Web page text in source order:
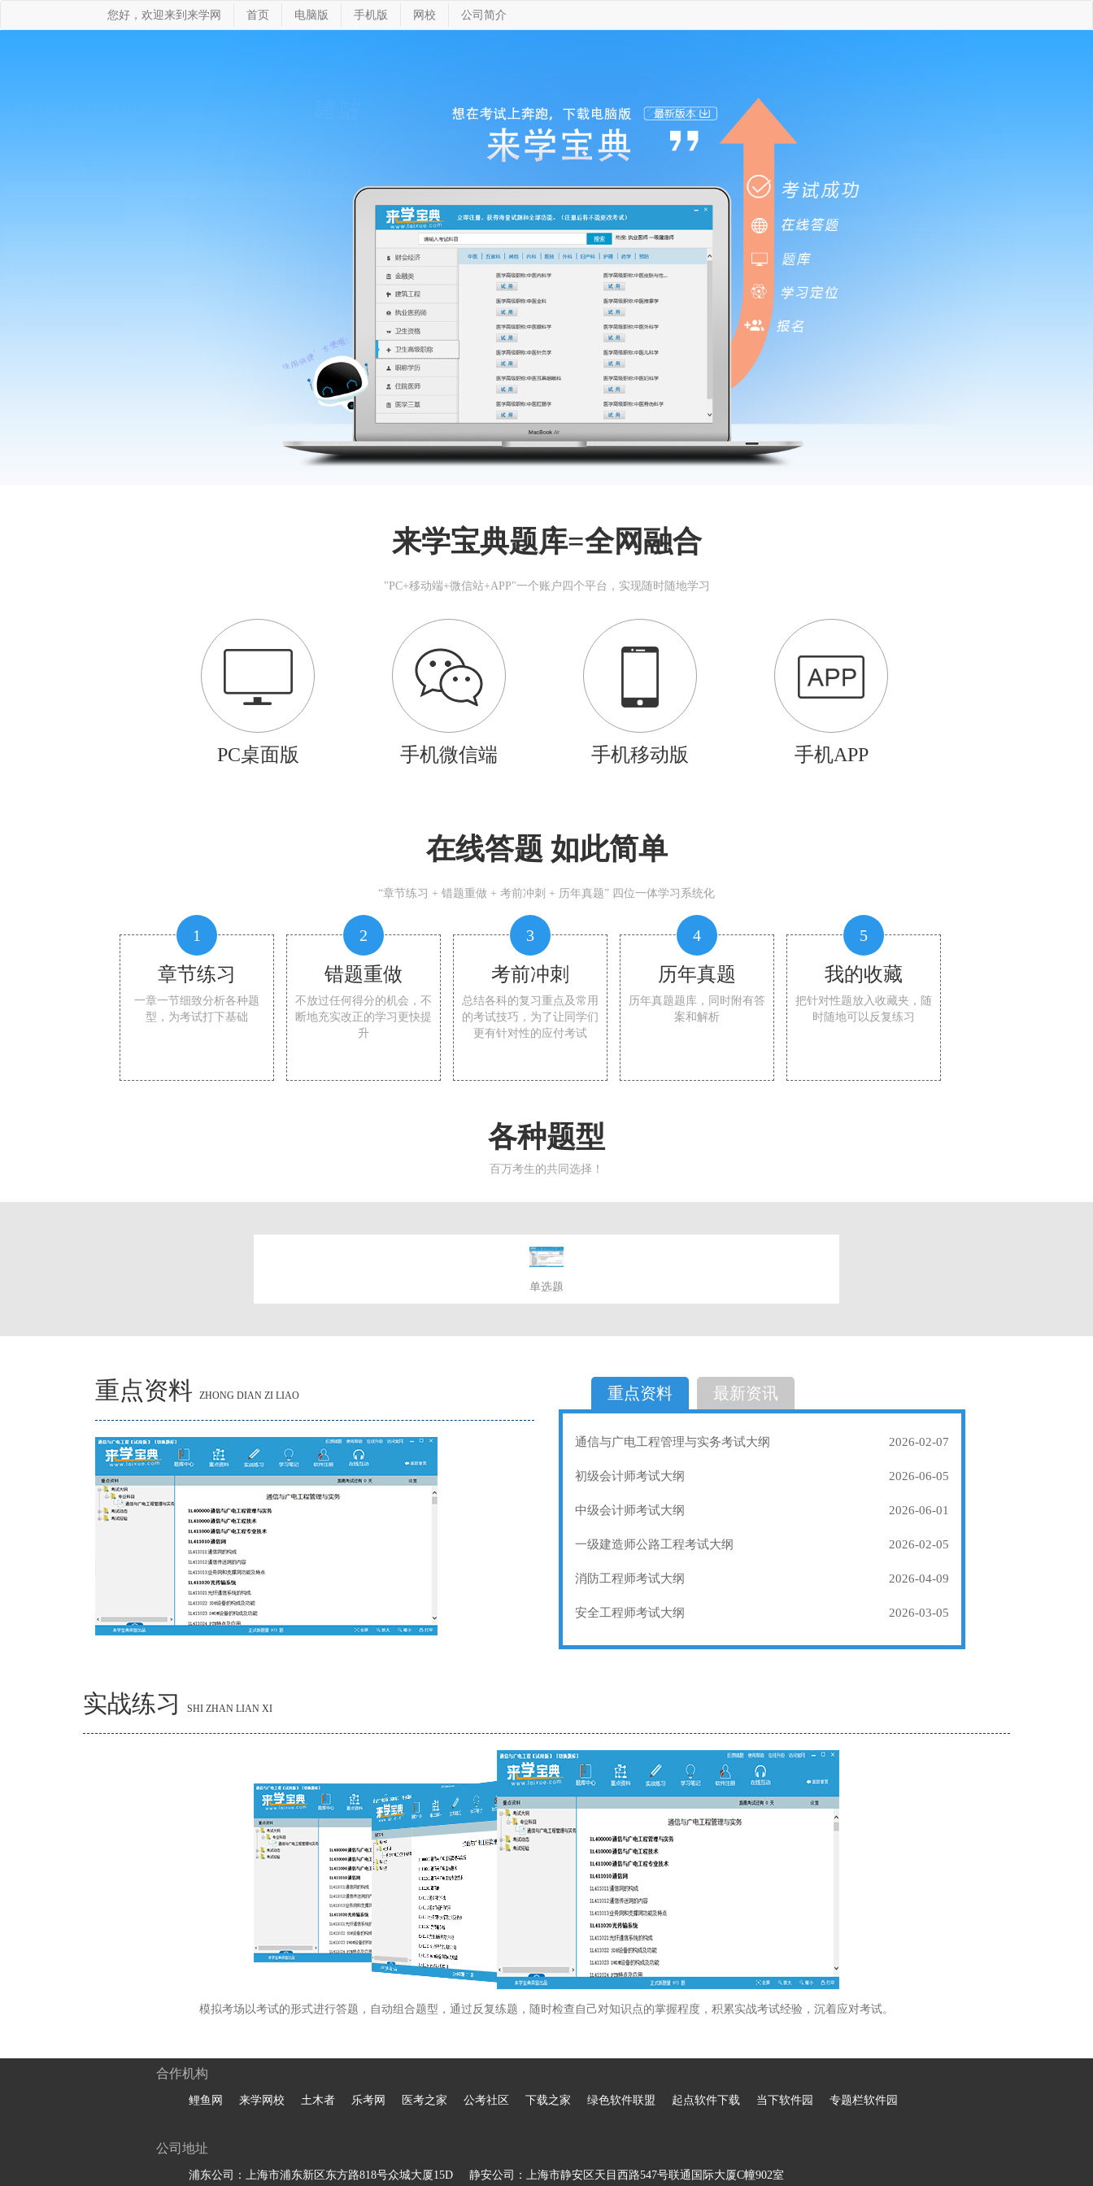
您好，欢迎来到来学网 首页 电脑版 手机版 网校 公司简介
来学宝典题库=全网融合
"PC+移动端+微信站+APP"一个账户四个平台，实现随时随地学习
PC桌面版 手机微信端 手机移动版 手机APP
在线答题 如此简单
“章节练习 + 错题重做 + 考前冲刺 + 历年真题” 四位一体学习系统化
1
章节练习
一章一节细致分析各种题
型，为考试打下基础
2
错题重做
不放过任何得分的机会，不
断地充实改正的学习更快提
升
3
考前冲刺
总结各科的复习重点及常用
的考试技巧，为了让同学们
更有针对性的应付考试
4
历年真题
历年真题题库，同时附有答
案和解析
5
我的收藏
把针对性题放入收藏夹，随
时随地可以反复练习
各种题型
百万考生的共同选择！
单选题
选择题
重点资料 ZHONG DIAN ZI LIAO 重点资料 最新资讯
通信与广电工程管理与实务考试大纲 2026-02-07
初级会计师考试大纲 2026-06-05
中级会计师考试大纲 2026-06-01
一级建造师公路工程考试大纲 2026-02-05
消防工程师考试大纲 2026-04-09
安全工程师考试大纲 2026-03-05
实战练习 SHI ZHAN LIAN XI
模拟考场以考试的形式进行答题，自动组合题型，通过反复练题，随时检查自己对知识点的掌握程度，积累实战考试经验，沉着应对考试。
合作机构
鲤鱼网 来学网校 土木者 乐考网 医考之家 公考社区 下载之家 绿色软件联盟 起点软件下载 当下软件园 专题栏软件园
公司地址
浦东公司：上海市浦东新区东方路818号众城大厦15D 静安公司：上海市静安区天目西路547号联通国际大厦C幢902室